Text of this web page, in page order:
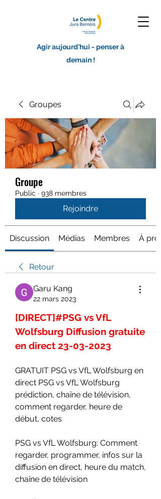
Agir aujourd'hui - penser à
demain !
Groupes
Groupe
Public · 938 membres
Rejoindre
Discussion Médias Membres À
Retour
Garu Kang
22 mars 2023
[DIRECT]#PSG vs VfL
Wolfsburg Diffusion gratuite
en direct 23-03-2023
GRATUIT PSG vs VfL Wolfsburg en
direct PSG vs VfL Wolfsburg
prédiction, chaîne de télévision,
comment regarder, heure de
début, cotes
PSG vs VfL Wolfsburg: Comment
regarder, programmer, infos sur la
diffusion en direct, heure du match,
chaîne de télévision